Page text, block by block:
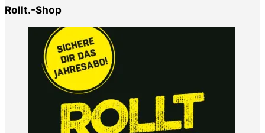
Rollt.-Shop